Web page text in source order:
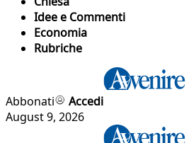
Idee e Commenti
Economia
Rubriche
Abbonati
Accedi
August 9, 2026